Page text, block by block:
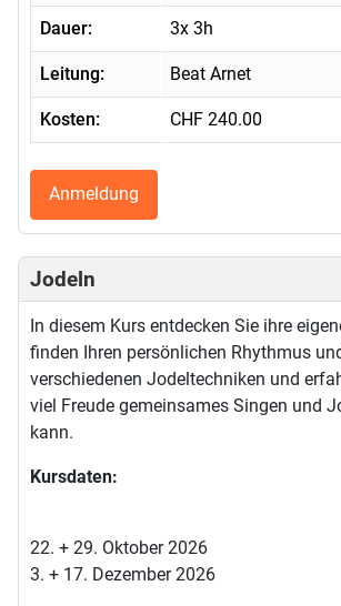
Dauer: 3x 3h
Leitung: Beat Arnet
Kosten: CHF 240.00
Anmeldung
Jodeln
In diesem Kurs entdecken Sie ihre
finden Ihren persönlichen Rhythmus
verschiedenen Jodeltechniken und
viel Freude gemeinsames Singen und
kann.
Kursdaten:
22. + 29. Oktober 2026
3. + 17. Dezember 2026